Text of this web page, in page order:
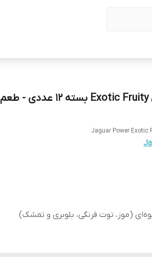
کاندوم جگوار پاور مدل Exotic Fruity بسته ۱۲ عددی - طعم
Jaguar Power Exotic
(موز، توت فرنگی، بلوبری و تمشک)